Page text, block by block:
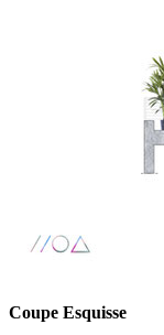
Coupe Esquisse